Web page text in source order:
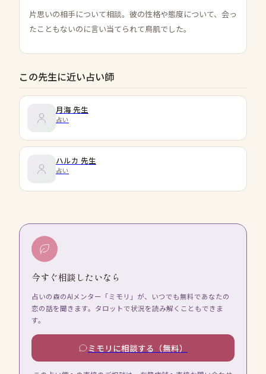
片思いの相手について相談。彼の性格や態度について、会っ
たこともないのに言い当てられて鳥肌でした。
この先生に近い占い師
月海 先生
占い
ハルカ 先生
占い
今すぐ相談したいなら
占いの森のAIメンター「ミモリ」が、いつでも無料であなたの
恋の話を聞きます。タロットで状況を読み解くこともできま
す。
ミモリに相談する（無料）